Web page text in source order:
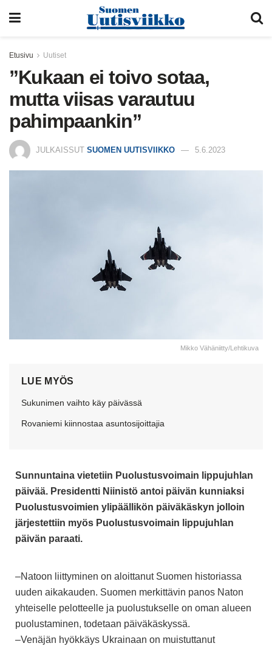
Etusivu Uutiset
”Kukaan ei toivo sotaa,
mutta viisas varautuu
pahimpaankin”
JULKAISSUT SUOMEN UUTISVIIKKO 5.6.2023
Mikko Vähäniitty/Lehtikuva
LUE MYÖS
Sukunimen vaihto käy päivässä
Rovaniemi kiinnostaa asuntosijoittajia
Sunnuntaina vietetiin Puolustusvoimain lippujuhlan
päivää. Presidentti Niinistö antoi päivän kunniaksi
Puolustusvoimien ylipäällikön päiväkäskyn jolloin
järjestettiin myös Puolustusvoimain lippujuhlan
päivän paraati.
–Natoon liittyminen on aloittanut Suomen historiassa
uuden aikakauden. Suomen merkittävin panos Naton
yhteiselle pelotteelle ja puolustukselle on oman alueen
puolustaminen, todetaan päiväkäskyssä.
–Venäjän hyökkäys Ukrainaan on muistuttanut